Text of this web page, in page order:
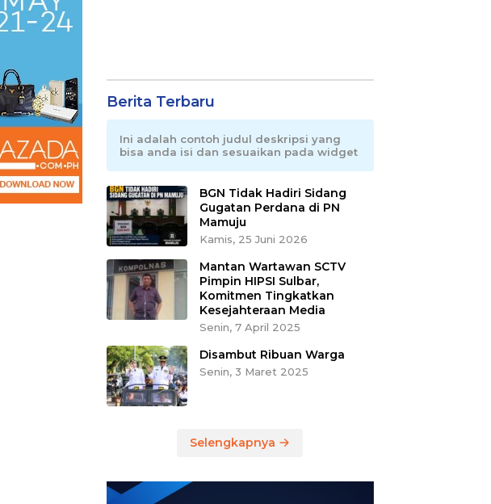
Berita Terbaru
Ini adalah contoh judul deskripsi yang
bisa anda isi dan sesuaikan pada widget
BGN Tidak Hadiri Sidang
Gugatan Perdana di PN
Mamuju
Kamis, 25 Juni 2026
Mantan Wartawan SCTV
Pimpin HIPSI Sulbar,
Komitmen Tingkatkan
Kesejahteraan Media
Senin, 7 April 2025
Disambut Ribuan Warga
Senin, 3 Maret 2025
Selengkapnya